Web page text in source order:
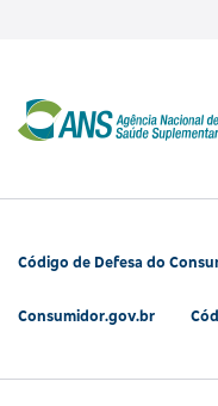
Código de Defesa do
Consumidor.gov.br